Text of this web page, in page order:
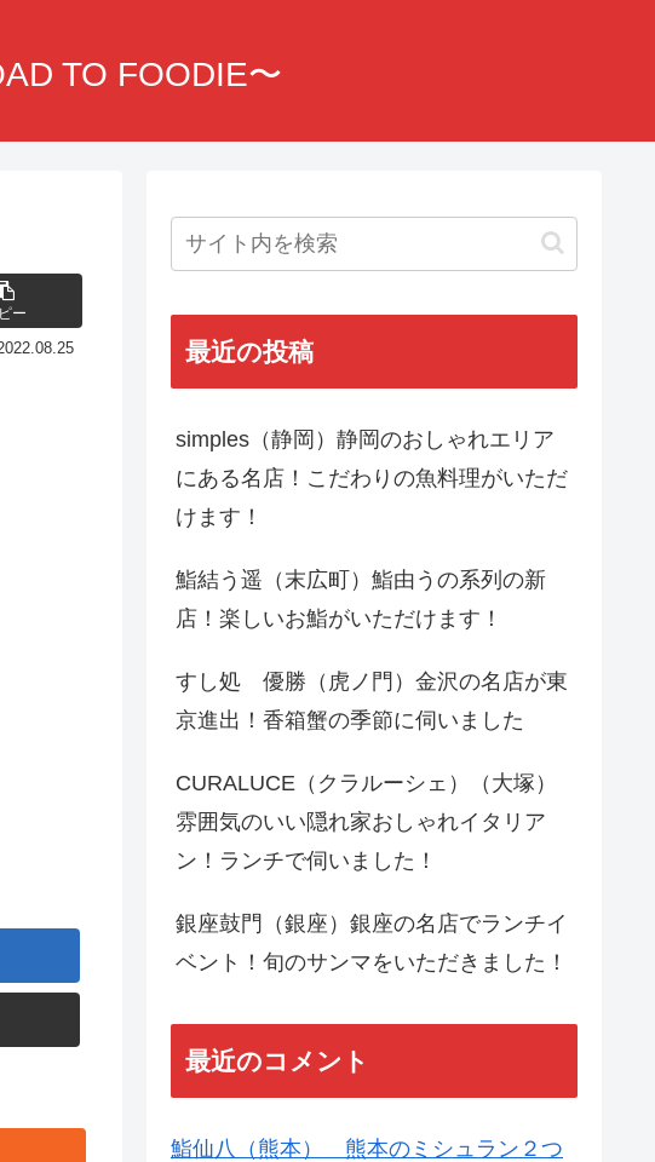
TO FOODIE〜
ー
最近の投稿
simples（静岡）静岡のおしゃれエリア
にある名店！こだわりの魚料理がいただ
けます！
鮨結う遥（末広町）鮨由うの系列の新
店！楽しいお鮨がいただけます！
すし処 優勝（虎ノ門）金沢の名店が東
京進出！香箱蟹の季節に伺いました
CURALUCE（クラルーシェ）（大塚）
雰囲気のいい隠れ家おしゃれイタリア
ン！ランチで伺いました！
銀座鼓門（銀座）銀座の名店でランチイ
ベント！旬のサンマをいただきました！
最近のコメント
鮨仙八（熊本） 熊本のミシュラン２つ